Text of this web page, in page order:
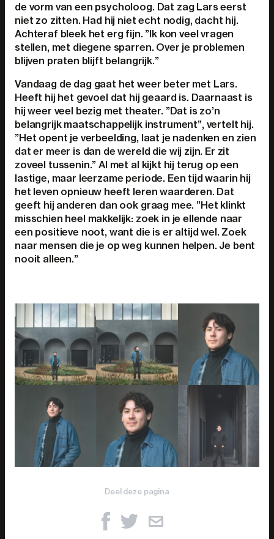
de vorm van een psycholoog. Dat zag Lars eerst
niet zo zitten. Had hij niet echt nodig, dacht hij.
Achteraf bleek het erg fijn. ”Ik kon veel vragen
stellen, met diegene sparren. Over je problemen
blijven praten blijft belangrijk.”
Vandaag de dag gaat het weer beter met Lars.
Heeft hij het gevoel dat hij geaard is. Daarnaast is
hij weer veel bezig met theater. ”Dat is zo’n
belangrijk maatschappelijk instrument”, vertelt hij.
”Het opent je verbeelding, laat je nadenken en zien
dat er meer is dan de wereld die wij zijn. Er zit
zoveel tussenin.” Al met al kijkt hij terug op een
lastige, maar leerzame periode. Een tijd waarin hij
het leven opnieuw heeft leren waarderen. Dat
geeft hij anderen dan ook graag mee. ”Het klinkt
misschien heel makkelijk: zoek in je ellende naar
een positieve noot, want die is er altijd wel. Zoek
naar mensen die je op weg kunnen helpen. Je bent
nooit alleen.”
Deel deze pagina